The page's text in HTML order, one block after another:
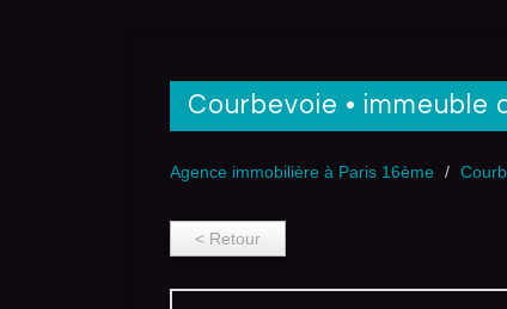
courbevoie • immeuble
Agence immobilière à Paris 16ème
< Retour